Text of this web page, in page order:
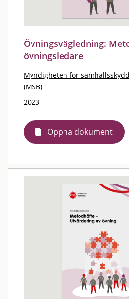
Övningsvägledning:
övningsledare
Myndigheten för
(MSB)
2023
Öppna dokument